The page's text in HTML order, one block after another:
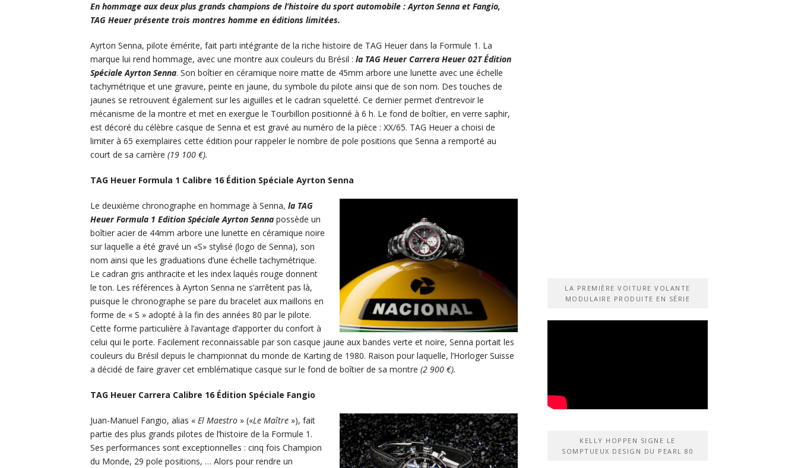
En hommage aux deux plus grands champions de l’histoire du sport automobile : Ayrton Senna et Fangio,
TAG Heuer présente trois montres homme en éditions limitées.
Ayrton Senna, pilote émérite, fait parti intégrante de la riche histoire de TAG Heuer dans la Formule 1. La
marque lui rend hommage, avec une montre aux couleurs du Brésil : la TAG Heuer Carrera Heuer 02T Édition
Spéciale Ayrton Senna. Son boîtier en céramique noire matte de 45mm arbore une lunette avec une échelle
tachymétrique et une gravure, peinte en jaune, du symbole du pilote ainsi que de son nom. Des touches de
jaunes se retrouvent également sur les aiguilles et le cadran squeletté. Ce dernier permet d’entrevoir le
mécanisme de la montre et met en exergue le Tourbillon positionné à 6 h. Le fond de boîtier, en verre saphir,
est décoré du célèbre casque de Senna et est gravé au numéro de la pièce : XX/65. TAG Heuer a choisi de
limiter à 65 exemplaires cette édition pour rappeler le nombre de pole positions que Senna a remporté au
court de sa carrière (19 100 €).
TAG Heuer Formula 1 Calibre 16 Édition Spéciale Ayrton Senna
Le deuxième chronographe en hommage à Senna, la TAG
Heuer Formula 1 Edition Spéciale Ayrton Senna possède un
boîtier acier de 44mm arbore une lunette en céramique noire
sur laquelle a été gravé un «S» stylisé (logo de Senna), son
nom ainsi que les graduations d’une échelle tachymétrique.
Le cadran gris anthracite et les index laqués rouge donnent
le ton. Les références à Ayrton Senna ne s’arrêtent pas là,
puisque le chronographe se pare du bracelet aux maillons en
forme de « S » adopté à la fin des années 80 par le pilote.
Cette forme particulière à l’avantage d’apporter du confort à
celui qui le porte. Facilement reconnaissable par son casque jaune aux bandes verte et noire, Senna portait les
couleurs du Brésil depuis le championnat du monde de Karting de 1980. Raison pour laquelle, l’Horloger Suisse
a décidé de faire graver cet emblématique casque sur le fond de boîtier de sa montre (2 900 €).
TAG Heuer Carrera Calibre 16 Édition Spéciale Fangio
Juan-Manuel Fangio, alias « El Maestro » («Le Maître »), fait
partie des plus grands pilotes de l’histoire de la Formule 1.
Ses performances sont exceptionnelles : cinq fois Champion
du Monde, 29 pole positions, … Alors pour rendre un
LA PREMIÈRE VOITURE VOLANTE
MODULAIRE PRODUITE EN SÉRIE
KELLY HOPPEN SIGNE LE
SOMPTUEUX DESIGN DU PEARL 80